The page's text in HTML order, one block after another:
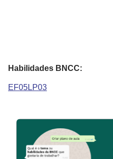
Habilidades BNCC:
EF05LP03